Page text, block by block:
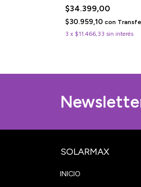
$34.399,00
$30.959,10 con
3 x $11.466,33 sin interés
SOLARMAX
INICIO